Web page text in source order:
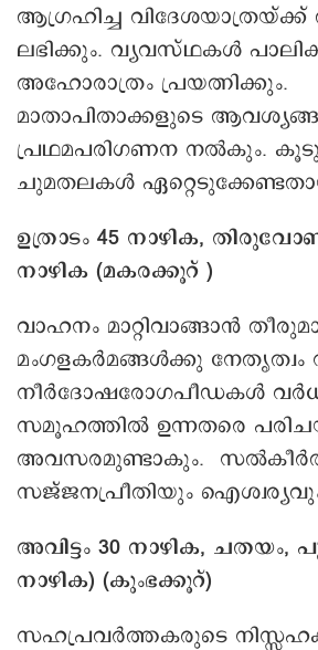
ആഗ്രഹിച്ച
ലഭിക്കും. വ്യവസ്ഥകള്‍
അഹോരാത്രം പ്രയത്നിക്കും.
മാതാപിതാക്കളുടെ
പ്രഥമപരിഗണന നല്‍കും.
ചുമതലകള്‍
ഉത്രാടം 45 നാഴിക,
നാഴിക (മകരക്കൂറ് )
വാഹനം മാറ്റിവാങ്ങാന്‍
മംഗളകർമങ്ങൾക്കു
നീര്‍ദോഷരോഗപീഡകള്‍
സമൂഹത്തില്‍ ഉന്നതരെ
അവസരമുണ്ടാകും.
സജ്ജനപ്രീതിയും
അവിട്ടം 30 നാഴിക, ചതയം,
നാഴിക) (കുംഭക്കൂറ്)
സഹപ്രവര്‍ത്തകരുടെ